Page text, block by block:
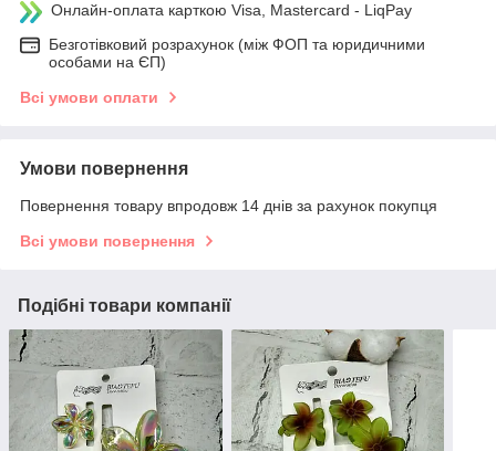
Онлайн-оплата карткою Visa, Mastercard - LiqPay
Безготівковий розрахунок (між ФОП та юридичними
особами на ЄП)
Всі умови оплати
Умови повернення
Повернення товару впродовж 14 днів за рахунок покупця
Всі умови повернення
Подібні товари компанії